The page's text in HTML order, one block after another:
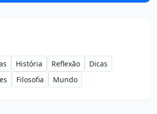
História Reflexão
Dicas
Filosofia Mundo